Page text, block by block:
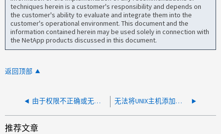
techniques herein is a customer's responsibility and depends on
the customer's ability to evaluate and integrate them into the
customer's operational environment. This document and the
information contained herein may be used solely in connection with
the NetApp products discussed in this document.
返回顶部
由于权限不正确或无效、无法安装SnapCenter插件 无法将UNIX主机添加到SnapCenter
推荐文章